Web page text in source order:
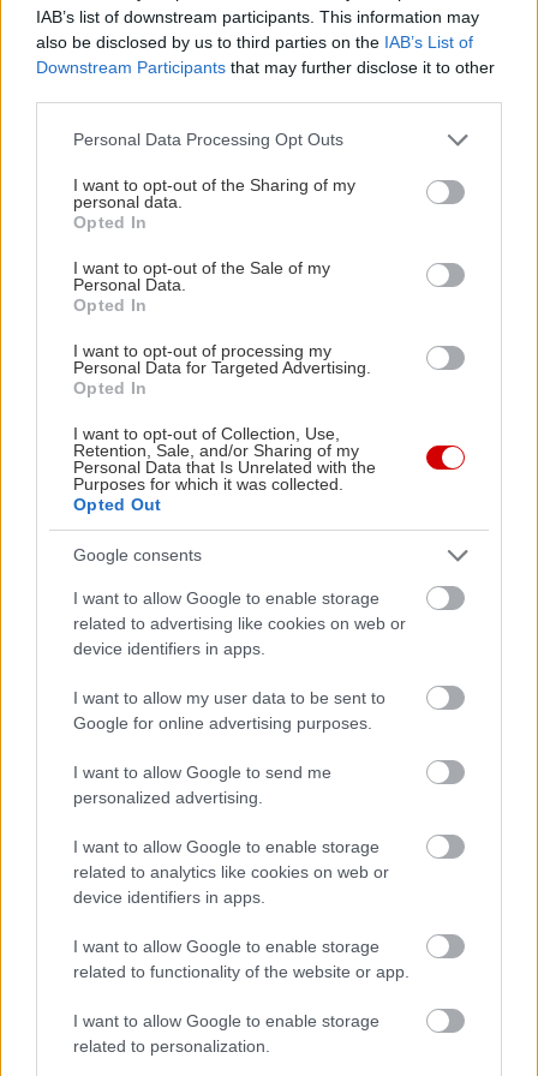
IAB’s list of downstream participants. This information may
also be disclosed by us to third parties on the IAB’s List of
Downstream Participants that may further disclose it to other
Please note that this website/app uses one or more Google
not limited to your visit or usage behaviour. You may click to
grant or deny consent to Google and its third-party tags to
use your data for below specified purposes in below Google
consent section.
Personal Data Processing Opt Outs
I want to opt-out of the Sharing of my
personal data.
Opted In
I want to opt-out of the Sale of my
Personal Data.
Opted In
I want to opt-out of processing my
Personal Data for Targeted Advertising.
Opted In
I want to opt-out of Collection, Use,
Retention, Sale, and/or Sharing of my
Personal Data that Is Unrelated with the
Purposes for which it was collected.
Opted Out
Google consents
I want to allow Google to enable storage
related to advertising like cookies on web or
device identifiers in apps.
I want to allow my user data to be sent to
Google for online advertising purposes.
I want to allow Google to send me
personalized advertising.
I want to allow Google to enable storage
related to analytics like cookies on web or
device identifiers in apps.
I want to allow Google to enable storage
related to functionality of the website or app.
I want to allow Google to enable storage
related to personalization.
Βέβαια, απ’ ότι φάνηκε από τις πρώτες
παραστάσεις που δόθηκαν στη Χίο, το κοινό
ανταποκρίθηκε με μεγάλη θέρμη και αγκάλιασε
τη δουλειά μας με ενθουσιασμό.
Δεν ξέρω λοιπόν, αν έχει σημασία να
απαντήσουμε στο ερώτημα εάν είμαστε ή όχι
έτοιμοι. Το μόνο σίγουρο είναι πως μέσα στις
προθέσεις μας είναι να αφηγηθούμε κάποιες
οποιαδήποτε διάθεση διδακτισμού και
αποβάλλοντας και κάποια από τα ίδια τα δικά μας
στερεότυπα.
Η κυρίαρχη άποψη πως οι ψυχικά ασθενείς δεν
συναισθάνονται και δεν έχουν επίγνωση της
κατάστασης στην οποία βρίσκονται είναι
λανθασμένη. Σε πολλές αφηγήσεις το
συναίσθημα, αλλά και η επίγνωση της κατάστασης
πρωταγωνιστών.
Υπάρχει κάποια ιστορία που ξεχωρίζετε, ή που
σας δυσκόλεψε περισσότερο στην προσέγγισή
της, είτε δραματουργικά είτε ερμηνευτικά;
Η ερμηνευτική δυσκολία δε σχετίζεται με μια
συγκεκριμένη αφήγηση, αλλά διέπει ολόκληρη
την παράσταση. Και αυτό διότι, οι εναλλαγές
προσώπων και συναισθημάτων είναι συνεχείς.
Αυτό βέβαια επιτυγχάνεται σε πλήρη σκηνική
επικοινωνία με το μουσικό και δεύτερο αφηγητή,